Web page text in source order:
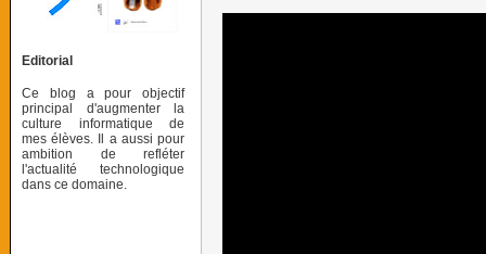
Editorial
Ce blog a pour objectif
principal d'augmenter la
culture informatique de
mes élèves. Il a aussi pour
ambition de refléter
l'actualité technologique
dans ce domaine.